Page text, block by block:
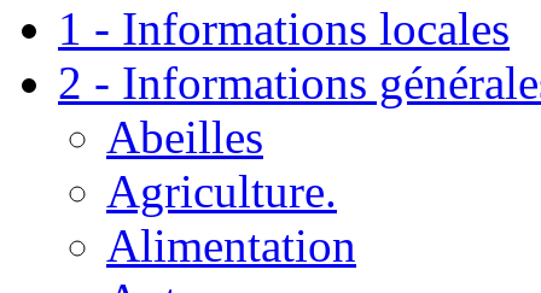
1 - Informations locales
2 - Informations
Abeilles
Agriculture.
Alimentation